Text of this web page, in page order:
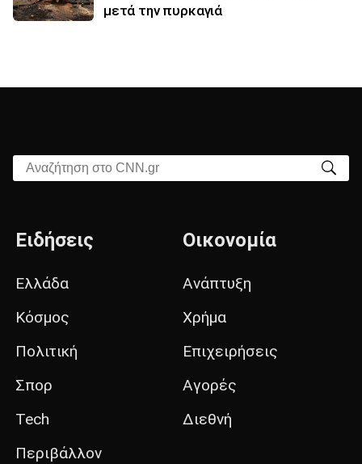
μετά την πυρκαγιά
Αναζήτηση στο CNN.gr
Ειδήσεις
Ελλάδα
Κόσμος
Πολιτική
Σπορ
Tech
Περιβάλλον
Οικονομία
Ανάπτυξη
Χρήμα
Επιχειρήσεις
Αγορές
Διεθνή